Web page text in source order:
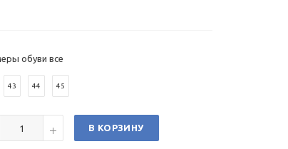
обуви все
43 44 45
В КОРЗИНУ